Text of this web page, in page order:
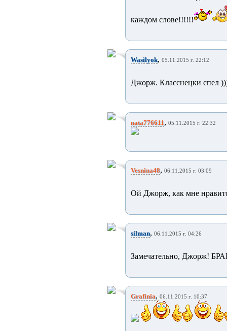
каждом слове!!!!!!
Wasilyok, 05.11.2015 г. 22:12
Джорж. Класснецки спел
nata776611, 05.11.2015 г. 22:32
Vesnina48, 06.11.2015 г. 03:09
Ой Джорж, как мне
silman, 06.11.2015 г. 04:26
Замечательно, Джорж!
Grafinia, 06.11.2015 г. 10:37